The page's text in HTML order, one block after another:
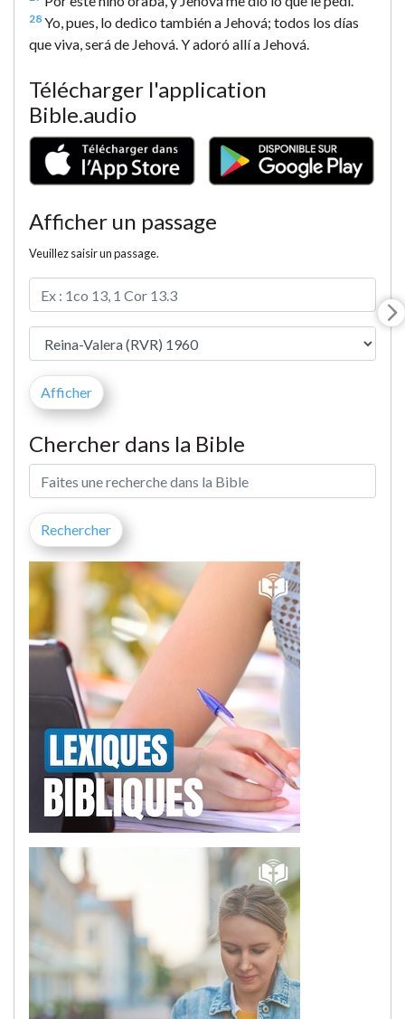
28 Yo, pues, lo dedico también a Jehová; todos los días
que viva, será de Jehová. Y adoró allí a Jehová.
Télécharger l'application
Bible.audio
Afficher un passage
Veuillez saisir un passage.
Chercher dans la Bible